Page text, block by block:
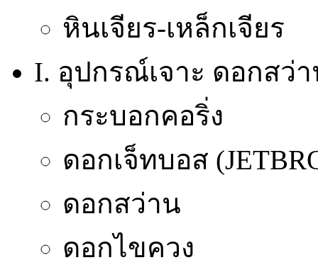
หินเจียร-เหล็กเจียร
I. อุปกรณ์เจาะ ดอกสว่
กระบอกคอริ่ง
ดอกเจ็ทบอส
ดอกสว่าน
ดอกไขควง